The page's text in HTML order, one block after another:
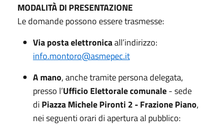
MODALITÀ DI PRESENTAZIONE
Le domande possono essere trasmesse:
Via posta elettronicaall’indirizzo:
info.montoro@asmepec.it
A mano, anche tramite persona delegata,
presso l’Ufficio Elettorale comunale- sede
di Piazza Michele Pironti 2 - Frazione Piano,
nei seguenti orari di apertura al pubblico: